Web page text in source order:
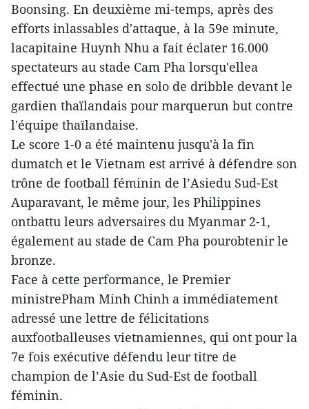
Boonsing. En deuxième mi-temps, après des
efforts inlassables d'attaque, à la 59e minute,
lacapitaine Huynh Nhu a fait éclater 16.000
spectateurs au stade Cam Pha lorsqu'ellea
effectué une phase en solo de dribble devant le
gardien thaïlandais pour marquerun but contre
l'équipe thaïlandaise.
Le score 1-0 a été maintenu jusqu'à la fin
dumatch et le Vietnam est arrivé à défendre son
trône de football féminin de l’Asiedu Sud-Est
Auparavant, le même jour, les Philippines
ontbattu leurs adversaires du Myanmar 2-1,
également au stade de Cam Pha pourobtenir le
bronze.
Face à cette performance, le Premier
ministrePham Minh Chinh a immédiatement
adressé une lettre de félicitations
auxfootballeuses vietnamiennes, qui ont pour la
7e fois exécutive défendu leur titre de
champion de l’Asie du Sud-Est de football
féminin.